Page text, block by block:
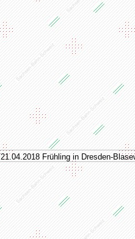
21.04.2018 Frühling in Dresden-